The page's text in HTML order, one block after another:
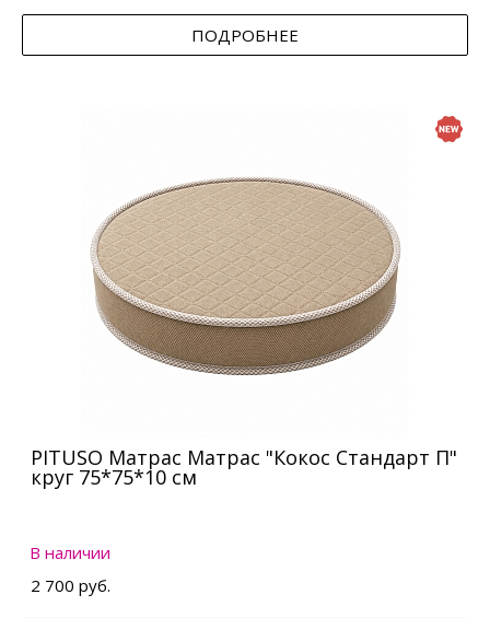
ПОДРОБНЕЕ
PITUSO Матрас Матрас "Кокос Стандарт П"
круг 75*75*10 см
В наличии
2 700 руб.